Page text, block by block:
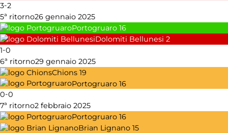
3-2
5ª ritorno26 gennaio 2025
Portogruaro 16
Dolomiti Bellunesi 2
1-0
6ª ritorno29 gennaio 2025
Chions 19
Portogruaro 16
0-0
7ª ritorno2 febbraio 2025
Portogruaro 16
Brian Lignano 15